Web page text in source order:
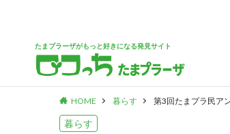
たまプラーザがもっと好きになる発見サイト
HOME 暮らす 第3回たまプラ民ア
暮らす